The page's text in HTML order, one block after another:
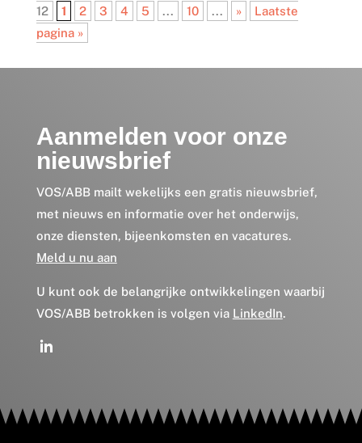
12
1 2 3 4 5 ... 10 ... »
Laatste
pagina »
Aanmelden voor onze
nieuwsbrief
VOS/ABB mailt wekelijks een gratis nieuwsbrief,
met nieuws en informatie over het onderwijs,
onze diensten, bijeenkomsten en vacatures.
Meld u nu aan
U kunt ook de belangrijke ontwikkelingen waarbij
VOS/ABB betrokken is volgen via LinkedIn.